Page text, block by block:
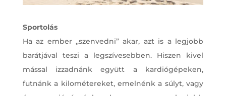
Sportolás
Ha az ember ,,szenvedni” akar, azt is a legjobb
barátjával teszi a legszívesebben. Hiszen kivel
mással izzadnánk együtt a kardiógépeken,
futnánk a kilométereket, emelnénk a súlyt, vagy